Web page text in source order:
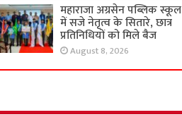
महाराजा अग्रसेन पब्लिक स्कूल
में सजे नेतृत्व के सितारे, छात्र
प्रतिनिधियों को मिले बैज
August 8, 2026